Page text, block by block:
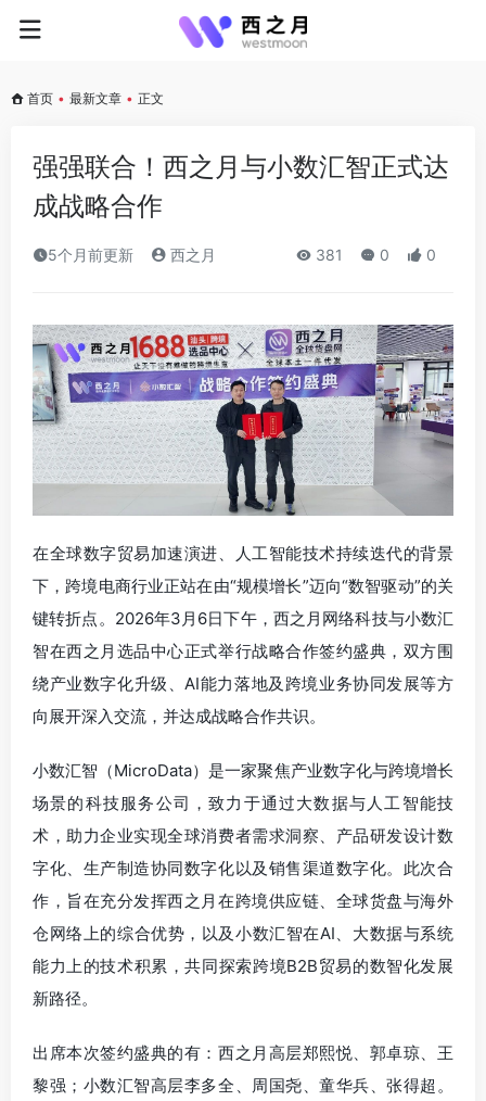
首页 • 最新文章 • 正文
强强联合！西之月与小数汇智正式达
成战略合作
5个月前更新 西之月 381 0 0
在全球数字贸易加速演进、人工智能技术持续迭代的背景
下，跨境电商行业正站在由“规模增长”迈向“数智驱动”的关
键转折点。2026年3月6日下午，西之月网络科技与小数汇
智在西之月选品中心正式举行战略合作签约盛典，双方围
绕产业数字化升级、AI能力落地及跨境业务协同发展等方
向展开深入交流，并达成战略合作共识。
小数汇智（MicroData）是一家聚焦产业数字化与跨境增长
场景的科技服务公司，致力于通过大数据与人工智能技
术，助力企业实现全球消费者需求洞察、产品研发设计数
字化、生产制造协同数字化以及销售渠道数字化。此次合
作，旨在充分发挥西之月在跨境供应链、全球货盘与海外
仓网络上的综合优势，以及小数汇智在AI、大数据与系统
能力上的技术积累，共同探索跨境B2B贸易的数智化发展
新路径。
出席本次签约盛典的有：西之月高层郑熙悦、郭卓琼、王
黎强；小数汇智高层李多全、周国尧、童华兵、张得超。